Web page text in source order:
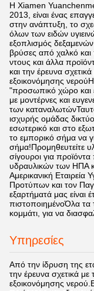
Η Xiamen
2013, είναι ένας
στην ανάπτυξη, το
όλων των ειδών
εξοπλισμός
βρύσες από χαλκό και
ντους και άλλα
και την έρευνα
εξοικονόμησης νερούΗ
"προσωπικό χώρο και
με μοντέρνες και
των
ισχυρής ομάδας
εσωτερικό και στο
το εμπορικό σήμα να
σήμα!Προμηθευτείτε
σίγουροι για
υδραυλικών των ΗΠΑ
Αμερικανική
Προτύπων και τον
εξαρτήματά μας είναι
πιστοποιημένοΌλα τα
κομμάτι, για να
Υπηρεσίες
Από την ίδρυση της
την έρευνα σχετικά
εξοικονόμησης